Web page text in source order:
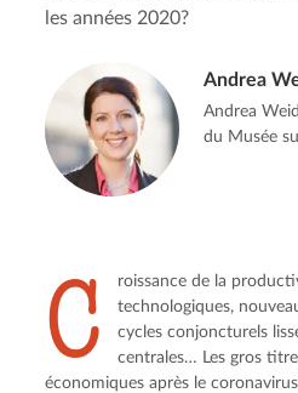
les années 2020?
Andrea
Andrea
du Musée
C
roissance de la
technologiques,
cycles conjoncturels
centrales… Les gros
économiques après le